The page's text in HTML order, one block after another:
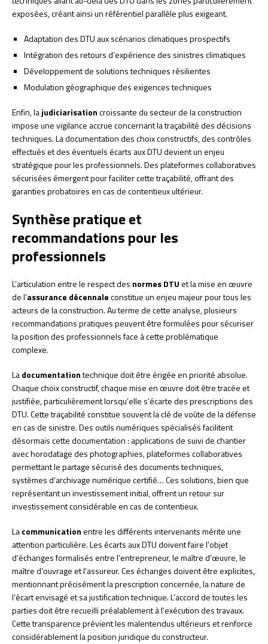
exposées, créant ainsi un référentiel parallèle plus exigeant.
Adaptation des DTU aux scénarios climatiques prospectifs
Intégration des retours d’expérience des sinistres climatiques
Développement de solutions techniques résilientes
Modulation géographique des exigences techniques
Enfin, lajudiciarisationcroissante du secteur de la construction
impose une vigilance accrue concernant la traçabilité des décisions
techniques. La documentation des choix constructifs, des contrôles
effectués et des éventuels écarts aux DTU devient un enjeu
stratégique pour les professionnels. Des plateformes collaboratives
sécurisées émergent pour faciliter cette traçabilité, offrant des
garanties probatoires en cas de contentieux ultérieur.
Synthèse pratique et
recommandations pour les
professionnels
L’articulation entre le respect des normes DTUet la mise en œuvre
de l’assurance décennaleconstitue un enjeu majeur pour tous les
acteurs de la construction. Au terme de cette analyse, plusieurs
recommandations pratiques peuvent être formulées pour sécuriser
la position des professionnels face à cette problématique
complexe.
Ladocumentationtechnique doit être érigée en priorité absolue.
Chaque choix constructif, chaque mise en œuvre doit être tracée et
justifiée, particulièrement lorsqu’elle s’écarte des prescriptions des
DTU. Cette traçabilité constitue souvent la clé de voûte de la défense
en cas de sinistre. Des outils numériques spécialisés facilitent
désormais cette documentation : applications de suivi de chantier
avec horodatage des photographies, plateformes collaboratives
permettant le partage sécurisé des documents techniques,
systèmes d’archivage numérique certifié… Ces solutions, bien que
représentant un investissement initial, offrent un retour sur
investissement considérable en cas de contentieux.
Lacommunicationentre les différents intervenants mérite une
attention particulière. Les écarts aux DTU doivent faire l’objet
d’échanges formalisés entre l’entrepreneur, le maître d’œuvre, le
maître d’ouvrage et l’assureur. Ces échanges doivent être explicites,
mentionnant précisément la prescription concernée, la nature de
l’écart envisagé et sa justification technique. L’accord de toutes les
parties doit être recueilli préalablement à l’exécution des travaux.
Cette transparence prévient les malentendus ultérieurs et renforce
considérablement la position juridique du constructeur.